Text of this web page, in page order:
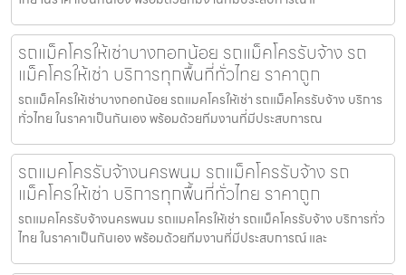
รถแม็คโครให้เช่าบางกอกน้อย รถแม็คโครรับจ้าง รถ
แม็คโครให้เช่า บริการทุกพื้นที่ทั่วไทย ราคาถูก
รถแม็คโครให้เช่าบางกอกน้อย รถแมคโครให้เช่า รถแม็คโครรับจ้าง บริการ
ทั่วไทย ในราคาเป็นกันเอง พร้อมด้วยทีมงานที่มีประสบการณ
รถแมคโครรับจ้างนครพนม รถแม็คโครรับจ้าง รถ
แม็คโครให้เช่า บริการทุกพื้นที่ทั่วไทย ราคาถูก
รถแมคโครรับจ้างนครพนม รถแมคโครให้เช่า รถแม็คโครรับจ้าง บริการทั่ว
ไทย ในราคาเป็นกันเอง พร้อมด้วยทีมงานที่มีประสบการณ์ และ